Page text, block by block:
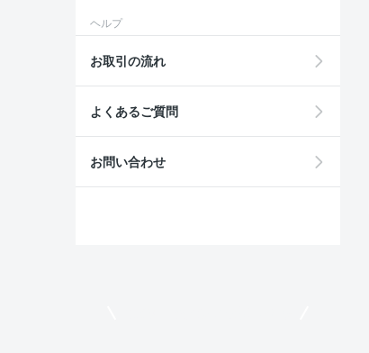
ヘルプ
お取引の流れ
よくあるご質問
お問い合わせ